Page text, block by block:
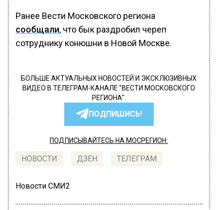
Ранее Вести Московского региона
сообщали, что бык раздробил череп
сотруднику конюшни в Новой Москве.
БОЛЬШЕ АКТУАЛЬНЫХ НОВОСТЕЙ И ЭКСКЛЮЗИВНЫХ
ВИДЕО В ТЕЛЕГРАМ-КАНАЛЕ "ВЕСТИ МОСКОВСКОГО
РЕГИОНА".
ПОДПИШИСЬ!
ПОДПИСЫВАЙТЕСЬ НА МОСРЕГИОН:
НОВОСТИ ДЗЕН ТЕЛЕГРАМ
Новости СМИ2